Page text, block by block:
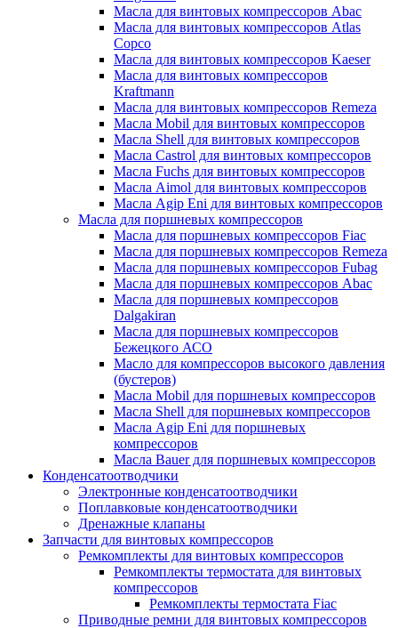
Масла для винтовых компрессоров Abac
Масла для винтовых компрессоров Atlas
Copco
Масла для винтовых компрессоров Kaeser
Масла для винтовых компрессоров
Kraftmann
Масла для винтовых компрессоров Remeza
Масла Mobil для винтовых компрессоров
Масла Shell для винтовых компрессоров
Масла Castrol для винтовых компрессоров
Масла Fuchs для винтовых компрессоров
Масла Aimol для винтовых компрессоров
Масла Agip Eni для винтовых компрессоров
Масла для поршневых компрессоров
Масла для поршневых компрессоров Fiac
Масла для поршневых компрессоров Remeza
Масла для поршневых компрессоров Fubag
Масла для поршневых компрессоров Abac
Масла для поршневых компрессоров
Dalgakiran
Масла для поршневых компрессоров
Бежецкого АСО
Масло для компрессоров высокого давления
(бустеров)
Масла Mobil для поршневых компрессоров
Масла Shell для поршневых компрессоров
Масла Agip Eni для поршневых
компрессоров
Масла Bauer для поршневых компрессоров
Конденсатоотводчики
Электронные конденсатоотводчики
Поплавковые конденсатоотводчики
Дренажные клапаны
Запчасти для винтовых компрессоров
Ремкомплекты для винтовых компрессоров
Ремкомплекты термостата для винтовых
компрессоров
Ремкомплекты термостата Fiac
Приводные ремни для винтовых компрессоров